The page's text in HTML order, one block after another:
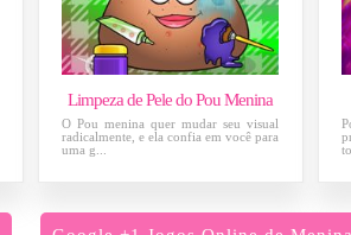
Limpeza de Pele do Pou Menina
O Pou menina quer mudar seu visual
radicalmente, e ela confia em você para
uma g...